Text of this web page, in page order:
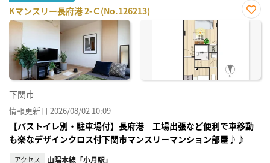
Kマンスリー長府港 2-Ｃ(No.126213)
お気
下関市
情報更新日 2026/08/02 10:09
【バストイレ別・駐車場付】長府港 工場出張など便利で車移動
も楽なデザインクロス付下関市マンスリーマンション部屋♪♪
アクセス 山陽本線「小月駅」